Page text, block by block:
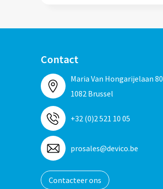
Contact
Maria Van Hongarijelaan 80
1082 Brussel
+32 (0)2 521 10 05
prosales@devico.be
Contacteer ons